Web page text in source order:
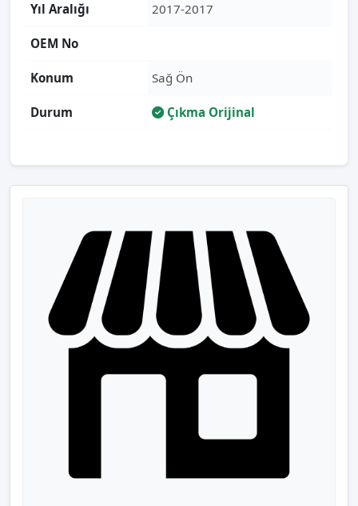
Yıl Aralığı 2017-2017
OEM No
Konum Sağ Ön
Durum Çıkma Orijinal